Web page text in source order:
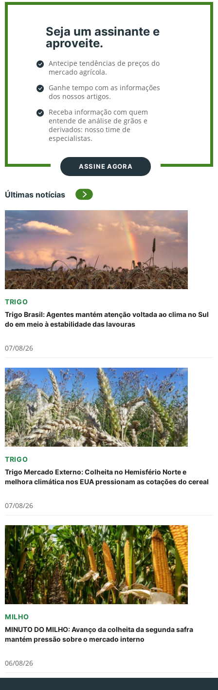
Seja um assinante e
aproveite.
Antecipe tendências de preços do
mercado agrícola.
Ganhe tempo com as informações
dos nossos artigos.
Receba informação com quem
entende de análise de grãos e
derivados: nosso time de
especialistas.
ASSINE AGORA
Últimas notícias
TRIGO
Trigo Brasil: Agentes mantém atenção voltada ao clima no Sul
do em meio à estabilidade das lavouras
07/08/26
TRIGO
Trigo Mercado Externo: Colheita no Hemisfério Norte e
melhora climática nos EUA pressionam as cotações do cereal
07/08/26
MILHO
MINUTO DO MILHO: Avanço da colheita da segunda safra
mantém pressão sobre o mercado interno
06/08/26